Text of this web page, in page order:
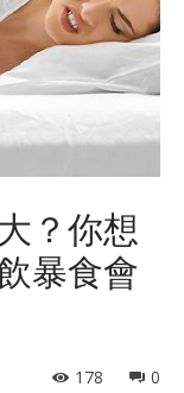
？你想
暴食會
0
178